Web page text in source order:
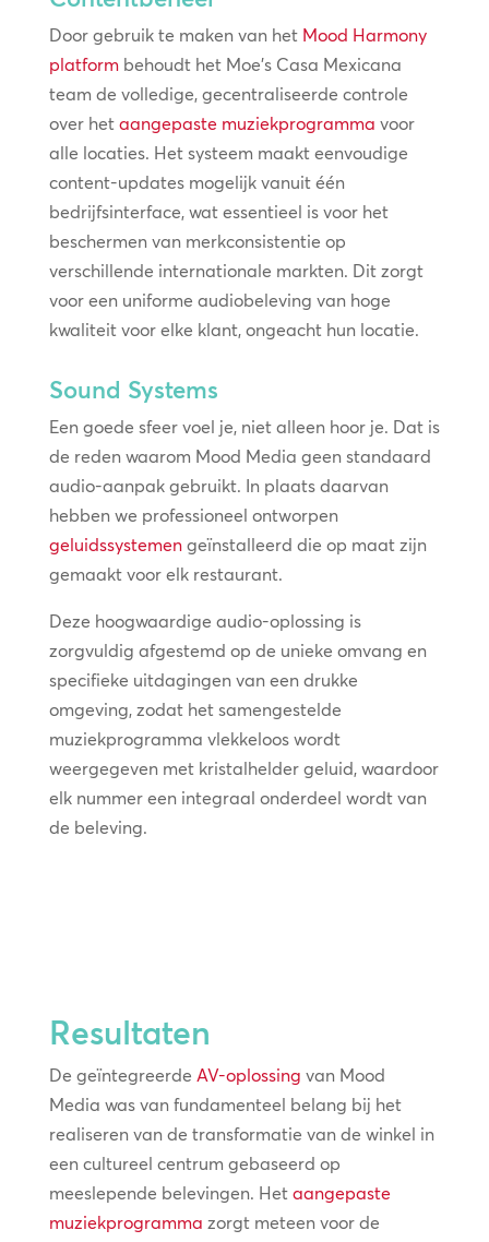
Door gebruik te maken van het Mood Harmony
platformbehoudt het Moe’s Casa Mexicana
team de volledige, gecentraliseerde controle
over het aangepaste muziekprogramma voor
alle locaties. Het systeem maakt eenvoudige
content-updates mogelijk vanuit één
bedrijfsinterface, wat essentieel is voor het
beschermen van merkconsistentie op
verschillende internationale markten. Dit zorgt
voor een uniforme audiobeleving van hoge
kwaliteit voor elke klant, ongeacht hun locatie.
Sound Systems
Een goede sfeer voel je, niet alleen hoor je. Dat is
de reden waarom Mood Media geen standaard
audio-aanpak gebruikt. In plaats daarvan
hebben we professioneel ontworpen
geluidssystemengeïnstalleerd die op maat zijn
gemaakt voor elk restaurant.
Deze hoogwaardige audio-oplossing is
zorgvuldig afgestemd op de unieke omvang en
specifieke uitdagingen van een drukke
omgeving, zodat het samengestelde
muziekprogramma vlekkeloos wordt
weergegeven met kristalhelder geluid, waardoor
elk nummer een integraal onderdeel wordt van
de beleving.
Resultaten
De geïntegreerde AV-oplossing van Mood
Media was van fundamenteel belang bij het
realiseren van de transformatie van de winkel in
een cultureel centrum gebaseerd op
meeslepende belevingen. Het aangepaste
muziekprogramma zorgt meteen voor de